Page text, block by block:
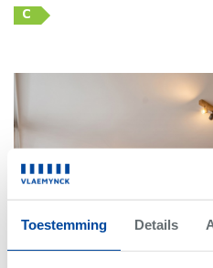
Toestemming Details
C